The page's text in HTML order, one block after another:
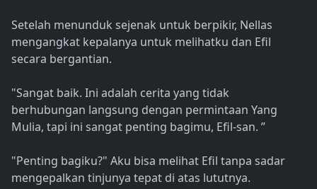
Setelah menunduk sejenak untuk berpikir, Nellas
mengangkat kepalanya untuk melihatku dan Efil
secara bergantian.
"Sangat baik. Ini adalah cerita yang tidak
berhubungan langsung dengan permintaan Yang
Mulia, tapi ini sangat penting bagimu, Efil-san. ”
"Penting bagiku?" Aku bisa melihat Efil tanpa sadar
mengepalkan tinjunya tepat di atas lututnya.